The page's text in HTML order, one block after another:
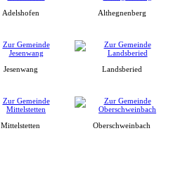
Adelshofen Althegnenberg
Jesenwang Landsberied
Mittelstetten Oberschweinbach